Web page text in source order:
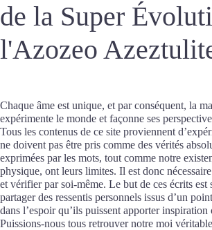
de la Super
l'Azozeo
Chaque âme est unique, et par conséquent, la
expérimente le monde et façonne ses
Tous les contenus de ce site proviennent
ne doivent pas être pris comme des vérités
exprimées par les mots, tout comme notre
physique, ont leurs limites. Il est donc
et vérifier par soi-même. Le but de ces écrits est
partager des ressentis personnels issus d’un
dans l’espoir qu’ils puissent apporter inspiration
Puissions-nous tous retrouver notre moi